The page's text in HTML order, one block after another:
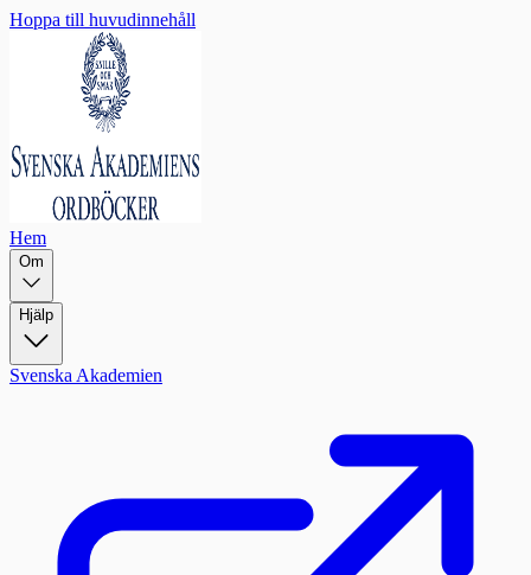
Hoppa till huvudinnehåll
Hem
Om
Hjälp
Svenska Akademien